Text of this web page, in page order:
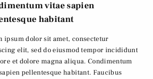
vitae sapien
habitant
ipsum dolor sit amet, consectetur
elit, sed do eiusmod tempor incididunt
et dolore magna aliqua. Condimentum
pellentesque habitant. Faucibus